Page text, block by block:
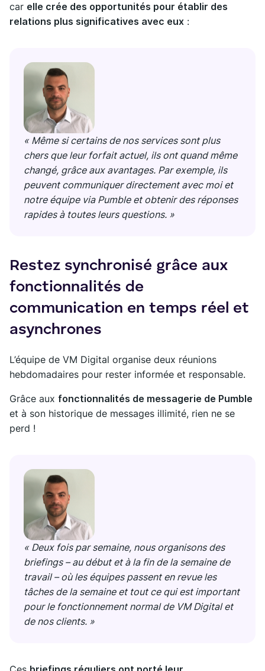
car elle crée des opportunités pour établir des
relations plus significatives avec eux :
« Même si certains de nos services sont plus
chers que leur forfait actuel, ils ont quand même
changé, grâce aux avantages. Par exemple, ils
peuvent communiquer directement avec moi et
notre équipe via Pumble et obtenir des réponses
rapides à toutes leurs questions. »
Restez synchronisé grâce aux
fonctionnalités de
communication en temps réel et
asynchrones
L’équipe de VM Digital organise deux réunions
hebdomadaires pour rester informée et responsable.
Grâce aux fonctionnalités de messagerie de Pumble
et à son historique de messages illimité, rien ne se
perd !
« Deux fois par semaine, nous organisons des
briefings – au début et à la fin de la semaine de
travail – où les équipes passent en revue les
tâches de la semaine et tout ce qui est important
pour le fonctionnement normal de VM Digital et
de nos clients. »